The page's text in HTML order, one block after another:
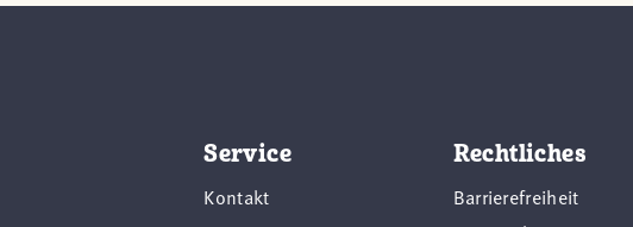
Service
Kontakt
Rechtliches
Barrierefreiheit